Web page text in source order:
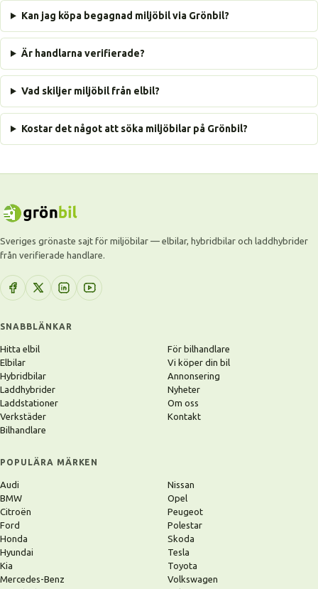
Kan jag köpa begagnad miljöbil via Grönbil?
Är handlarna verifierade?
Vad skiljer miljöbil från elbil?
Kostar det något att söka miljöbilar på Grönbil?
Sveriges grönaste sajt för miljöbilar — elbilar, hybridbilar och laddhybrider
från verifierade handlare.
SNABBLÄNKAR
Hitta elbil
Elbilar
Hybridbilar
Laddhybrider
Laddstationer
Verkstäder
Bilhandlare
För bilhandlare
Vi köper din bil
Annonsering
Nyheter
Om oss
Kontakt
POPULÄRA MÄRKEN
Audi
BMW
Citroën
Ford
Honda
Hyundai
Kia
Mercedes-Benz
Nissan
Opel
Peugeot
Polestar
Skoda
Tesla
Toyota
Volkswagen